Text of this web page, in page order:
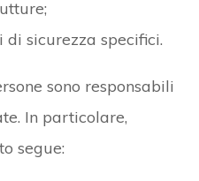
di sicurezza specifici.
sono responsabili
In particolare,
segue: